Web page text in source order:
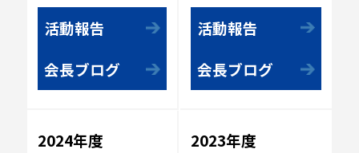
活動報告
会長ブログ
活動報告
会長ブログ
2024年度
2023年度